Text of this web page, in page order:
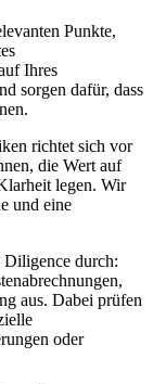
Punkte,
Ihres
sorgen dafür, dass
richtet sich vor
die Wert auf
legen. Wir
und eine
durch:
aus. Dabei prüfen
oder